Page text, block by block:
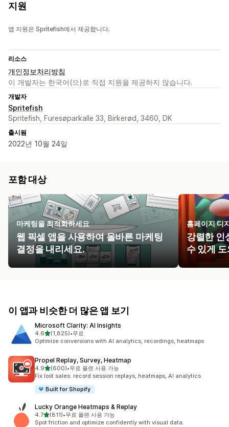
지원
앱 지원은 Spritefish에서 제공합니다.
리소스
개인정보처리방침
이 개발자는 한국어(으)로 직접 지원을 제공하지 않습니다.
개발자
Spritefish
Spritefish, Furesøparkalle 33, Birkerød, 3460, DK
출시됨
2022년 10월 24일
포함 대상
마케팅을 최적화하세요
웹 픽셀 앱을 사용하여 올바른 마케팅
결정을 내리세요.
홈페이지 디
강렬한 인
수 있게
이 앱과 비슷한 더 많은 앱 보기
Microsoft Clarity: AI Insights
4.6별 5개 중
(1,825)
총 리뷰 1825개
•무료
Optimize conversions with AI analytics, recordings, heatmaps
Propel Replay, Survey, Heatmap
4.9별 5개 중
(600)
총 리뷰 600개
•무료 플랜 사용 가능
Fix lost sales: record session replays, heatmaps, AI analytics
Built for Shopify
Lucky Orange Heatmaps & Replay
4.7별 5개 중
(811)
총 리뷰 811개
•무료 플랜 사용 가능
Spot friction and optimize confidently with visual data.